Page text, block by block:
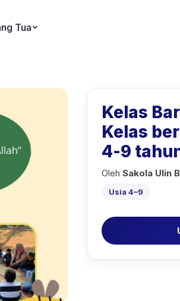
Tua
Kelas
Kelas
4-9
Oleh Sakola Ulin
Usia 4–9